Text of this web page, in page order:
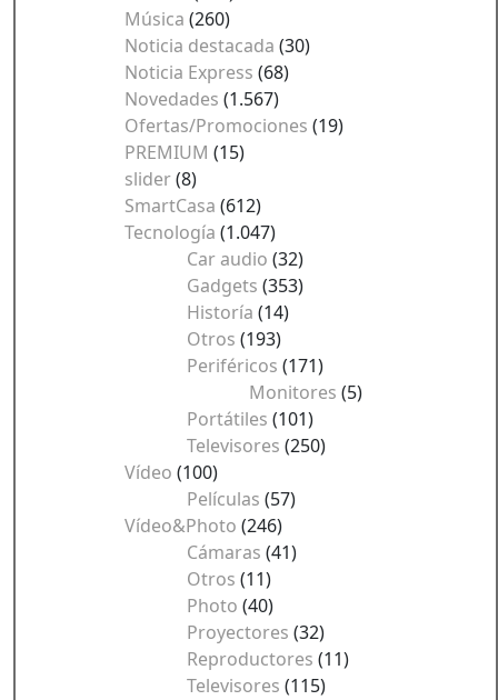
Música (260)
Noticia destacada (30)
Noticia Express (68)
Novedades (1.567)
Ofertas/Promociones (19)
PREMIUM (15)
slider(8)
SmartCasa (612)
Tecnología (1.047)
Car audio (32)
Gadgets (353)
Historía (14)
Otros (193)
Periféricos (171)
Monitores (5)
Portátiles (101)
Televisores (250)
Vídeo (100)
Películas (57)
Vídeo&Photo (246)
Cámaras (41)
Otros (11)
Photo (40)
Proyectores (32)
Reproductores (11)
Televisores (115)